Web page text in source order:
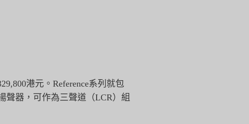
港元。Reference系列就包
聲器， 可作為三聲道（LCR）組